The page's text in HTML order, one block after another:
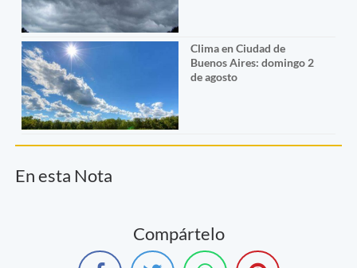
Clima en Ciudad de
Buenos Aires: domingo 2
de agosto
En esta Nota
Compártelo